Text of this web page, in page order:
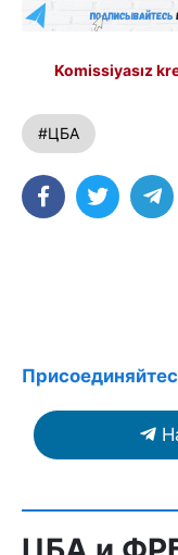
Komissiyasız
#ЦБА